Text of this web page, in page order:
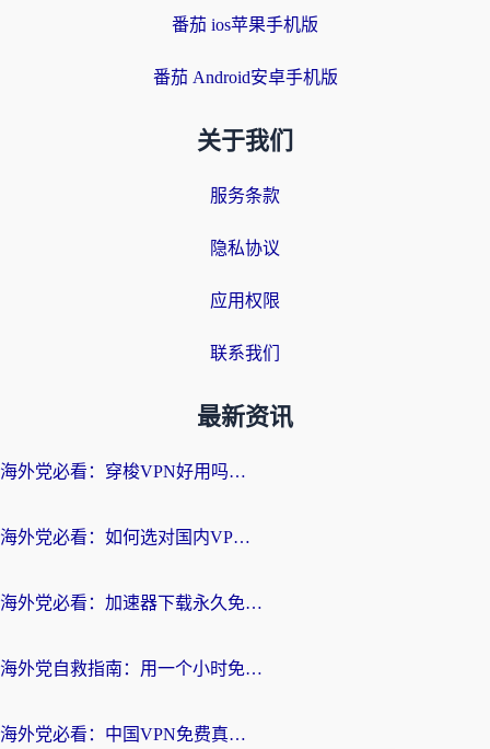
番茄 ios苹果手机版
番茄 Android安卓手机版
关于我们
服务条款
隐私协议
应用权限
联系我们
最新资讯
海外党必看：穿梭VPN好用吗？和云帆VPN对比哪个回国效果更好？附真实测评+避坑指南
海外党必看：如何选对国内VPN，实现无缝访问国内资源？
海外党必看：加速器下载永久免费版真的存在吗？教你无缝访问国内资源的正确姿势
海外党自救指南：用一个小时免费加速器，轻松打破国内资源访问壁垒？
海外党必看：中国VPN免费真的靠谱吗？手把手教你选对回国加速器